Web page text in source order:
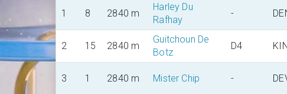
1 8 2840 m
Harley Du
Rafhay
-
2 15 2840 m
Guitchoun De
Botz
D4
3 1 2840 m Mister Chip -